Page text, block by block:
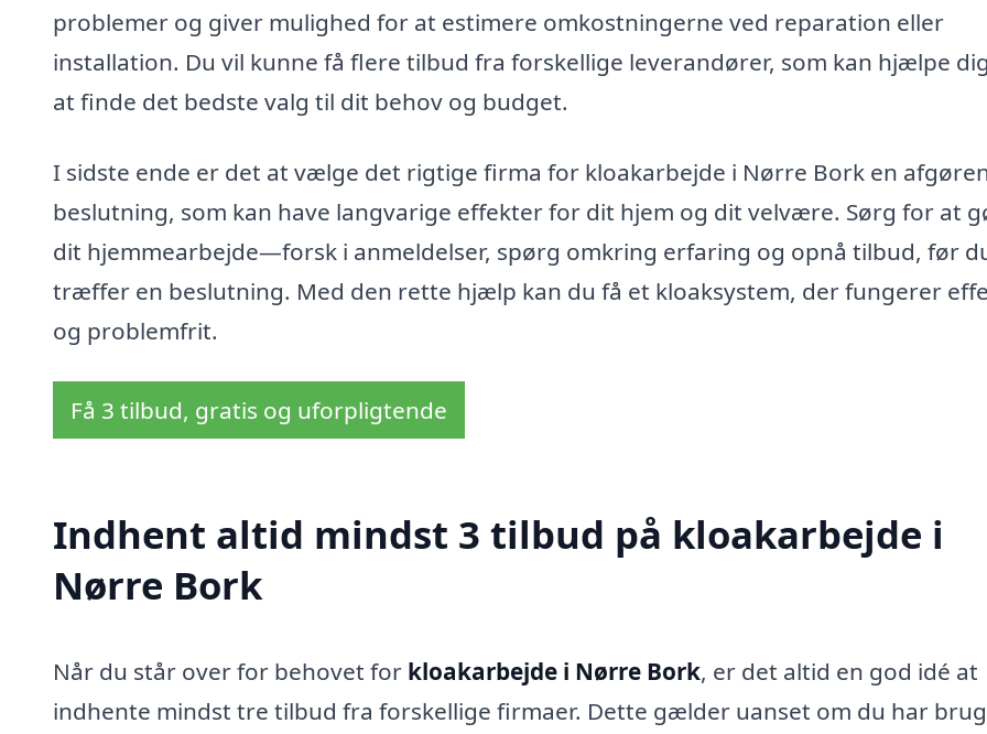
problemer og giver mulighed for at estimere omkostningerne ved reparation eller
installation. Du vil kunne få flere tilbud fra forskellige leverandører, som kan hjælpe
at finde det bedste valg til dit behov og budget.
I sidste ende er det at vælge det rigtige firma for kloakarbejde i Nørre Bork en
beslutning, som kan have langvarige effekter for dit hjem og dit velvære. Sørg for at
dit hjemmearbejde—forsk i anmeldelser, spørg omkring erfaring og opnå tilbud, før
træffer en beslutning. Med den rette hjælp kan du få et kloaksystem, der fungerer
og problemfrit.
Få 3 tilbud, gratis og uforpligtende
Indhent altid mindst 3 tilbud på kloakarbejde i
Nørre Bork
Når du står over for behovet for kloakarbejde i Nørre Bork, er det altid en god idé at
indhente mindst tre tilbud fra forskellige firmaer. Dette gælder uanset om du har